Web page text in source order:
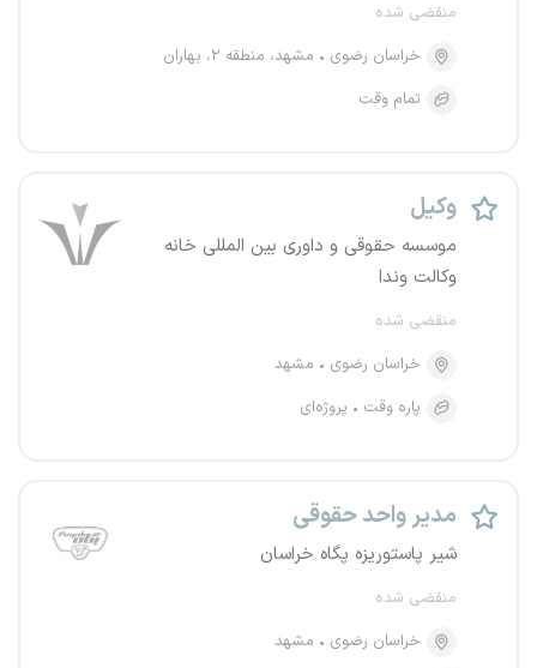
منقضی شده
خراسان رضوی
مشهد، منطقه ۲، بهاران
تمام وقت
وکیل
موسسه حقوقی و داوری بین المللی خانه
وکالت وندا
منقضی شده
خراسان رضوی
مشهد
پاره وقت
پروژه‌ای
مدیر واحد حقوقی
شیر پاستوریزه پگاه خراسان
منقضی شده
خراسان رضوی
مشهد